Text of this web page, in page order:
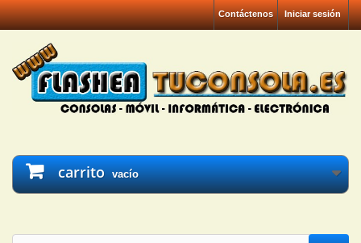
Iniciar sesión
Contáctenos
carrito vacío